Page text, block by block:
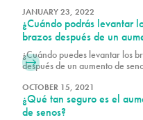
esperar al menos unas semanas.
JANUARY 23, 2022
¿Cuándo podrás levantar
brazos después de un
de senos?
¿Cuándo puedes levantar los
después de un aumento de
los cirujanos, así que pregúntale
Dr. Alex Earle, cirujano
Miami, o al Dr. Vidal para que te
OCTOBER 15, 2021
¿Qué tan seguro es el
de senos?